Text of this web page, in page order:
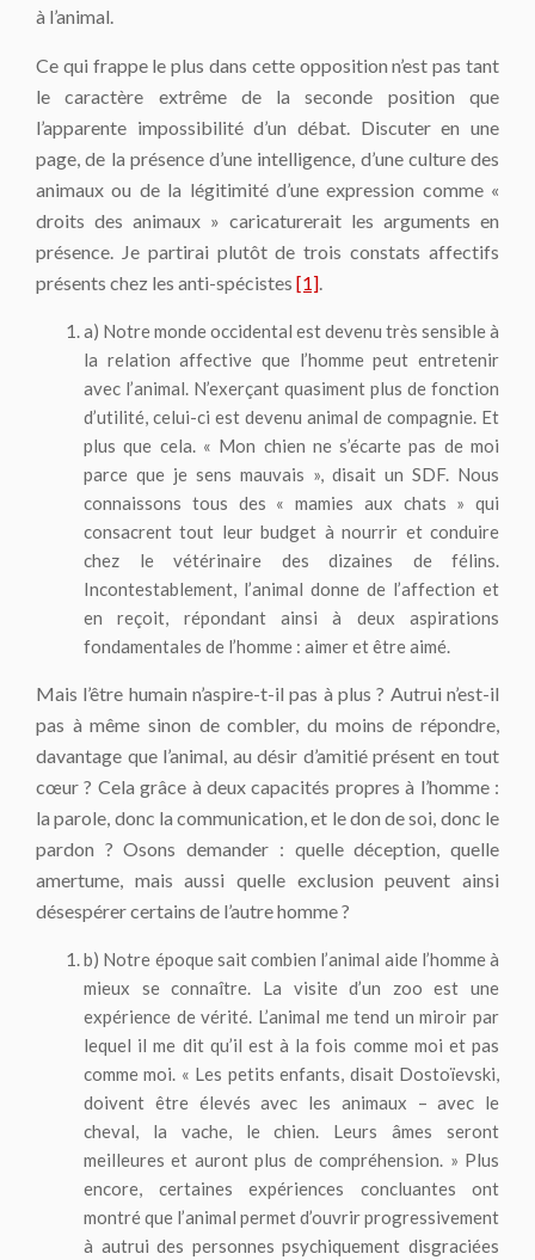
à l’animal.
Ce qui frappe le plus dans cette opposition n’est pas tant
le caractère extrême de la seconde position que
l’apparente impossibilité d’un débat. Discuter en une
page, de la présence d’une intelligence, d’une culture des
animaux ou de la légitimité d’une expression comme «
droits des animaux » caricaturerait les arguments en
présence. Je partirai plutôt de trois constats affectifs
présents chez les anti-spécistes [1].
a) Notre monde occidental est devenu très sensible à
la relation affective que l’homme peut entretenir
avec l’animal. N’exerçant quasiment plus de fonction
d’utilité, celui-ci est devenu animal de compagnie. Et
plus que cela. « Mon chien ne s’écarte pas de moi
parce que je sens mauvais », disait un SDF. Nous
connaissons tous des « mamies aux chats » qui
consacrent tout leur budget à nourrir et conduire
chez le vétérinaire des dizaines de félins.
Incontestablement, l’animal donne de l’affection et
en reçoit, répondant ainsi à deux aspirations
fondamentales de l’homme : aimer et être aimé.
Mais l’être humain n’aspire-t-il pas à plus ? Autrui n’est-il
pas à même sinon de combler, du moins de répondre,
davantage que l’animal, au désir d’amitié présent en tout
cœur ? Cela grâce à deux capacités propres à l’homme :
la parole, donc la communication, et le don de soi, donc le
pardon ? Osons demander : quelle déception, quelle
amertume, mais aussi quelle exclusion peuvent ainsi
désespérer certains de l’autre homme ?
b) Notre époque sait combien l’animal aide l’homme à
mieux se connaître. La visite d’un zoo est une
expérience de vérité. L’animal me tend un miroir par
lequel il me dit qu’il est à la fois comme moi et pas
comme moi. « Les petits enfants, disait Dostoïevski,
doivent être élevés avec les animaux – avec le
cheval, la vache, le chien. Leurs âmes seront
meilleures et auront plus de compréhension. » Plus
encore, certaines expériences concluantes ont
montré que l’animal permet d’ouvrir progressivement
à autrui des personnes psychiquement disgraciées